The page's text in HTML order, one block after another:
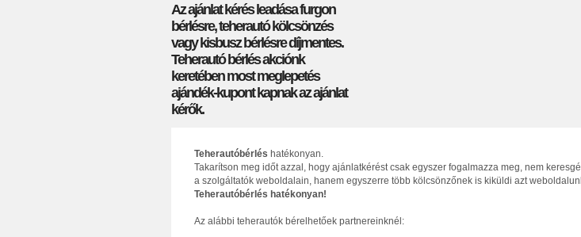
Az ajánlat kérés leadása furgon
bérlésre, teherautó kölcsönzés
vagy kisbusz bérlésre díjmentes.
Teherautó bérlés akciónk
keretében most meglepetés
ajándék-kupont kapnak az ajánlat
kérők.
Teherautóbérlés hatékonyan.
Takarítson meg időt azzal, hogy ajánlatkérést csak egyszer fogalmazza meg, nem
a szolgáltatók weboldalain, hanem egyszerre több kölcsönzőnek is kiküldi azt
Teherautóbérlés hatékonyan!
Az alábbi teherautók bérelhetőek partnereinknél: